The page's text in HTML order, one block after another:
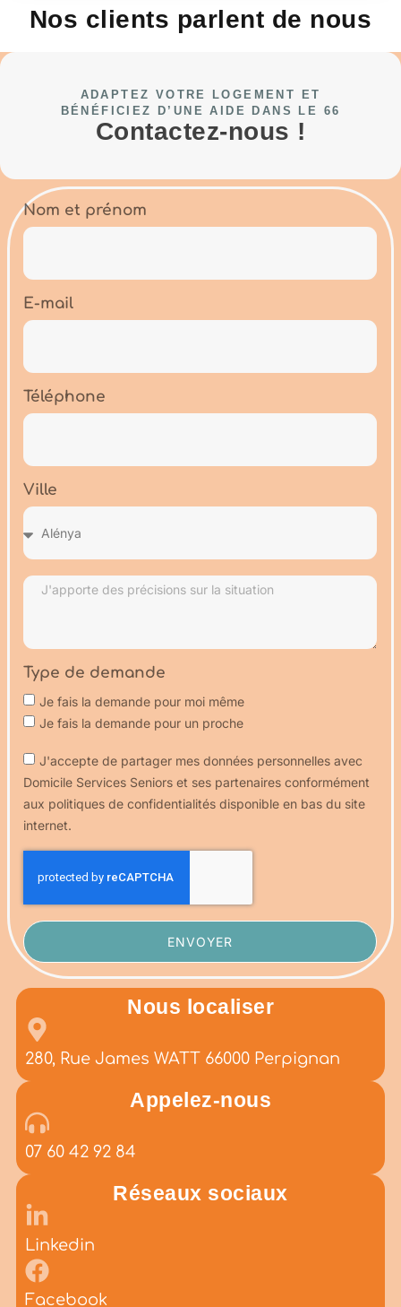
Nos clients parlent de nous
ADAPTEZ VOTRE LOGEMENT ET
BÉNÉFICIEZ D’UNE AIDE DANS LE 66
Contactez-nous !
Nom et prénom
E-mail
Téléphone
Ville
Type de demande
Je fais la demande pour moi même
Je fais la demande pour un proche
J'accepte de partager mes données personnelles avec
Domicile Services Seniors et ses partenaires conformément
aux politiques de confidentialités disponible en bas du site
internet.
ENVOYER
Nous localiser
280, Rue James WATT 66000 Perpignan
Appelez-nous
07 60 42 92 84
Réseaux sociaux
Linkedin
Facebook